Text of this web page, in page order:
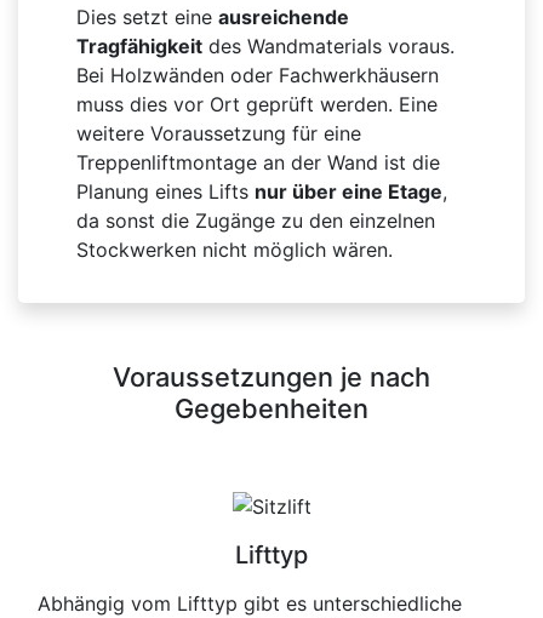
Dies setzt eine ausreichende
Tragfähigkeit des Wandmaterials voraus.
Bei Holzwänden oder Fachwerkhäusern
muss dies vor Ort geprüft werden. Eine
weitere Voraussetzung für eine
Treppenliftmontage an der Wand ist die
Planung eines Lifts nur über eine Etage,
da sonst die Zugänge zu den einzelnen
Stockwerken nicht möglich wären.
Voraussetzungen je nach
Gegebenheiten
Lifttyp
Abhängig vom Lifttyp gibt es unterschiedliche